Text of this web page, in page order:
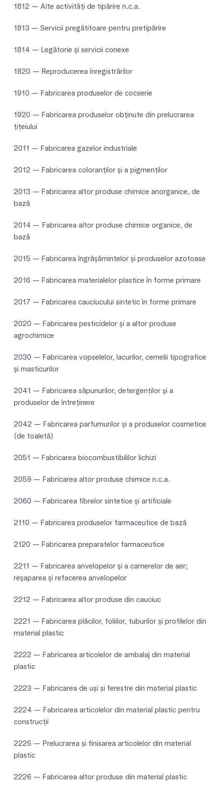
1812 — Alte activităţi de tipărire n.c.a.
1813 — Servicii pregătitoare pentru pretipărire
1814 — Legătorie şi servicii conexe
1820 — Reproducerea înregistrărilor
1910 — Fabricarea produselor de cocserie
1920 — Fabricarea produselor obţinute din prelucrarea
ţiţeiului
2011 — Fabricarea gazelor industriale
2012 — Fabricarea coloranţilor şi a pigmenţilor
2013 — Fabricarea altor produse chimice anorganice, de
bază
2014 — Fabricarea altor produse chimice organice, de
bază
2015 — Fabricarea îngrăşămintelor şi produselor azotoase
2016 — Fabricarea materialelor plastice în forme primare
2017 — Fabricarea cauciucului sintetic în forme primare
2020 — Fabricarea pesticidelor şi a altor produse
agrochimice
2030 — Fabricarea vopselelor, lacurilor, cernelii tipografice
şi masticurilor
2041 — Fabricarea săpunurilor, detergenţilor şi a
produselor de întreţinere
2042 — Fabricarea parfumurilor şi a produselor cosmetice
(de toaletă)
2051 — Fabricarea biocombustibililor lichizi
2059 — Fabricarea altor produse chimice n.c.a.
2060 — Fabricarea fibrelor sintetice şi artificiale
2110 — Fabricarea produselor farmaceutice de bază
2120 — Fabricarea preparatelor farmaceutice
2211 — Fabricarea anvelopelor şi a camerelor de aer;
reşaparea şi refacerea anvelopelor
2212 — Fabricarea altor produse din cauciuc
2221 — Fabricarea plăcilor, foliilor, tuburilor şi profilelor din
material plastic
2222 — Fabricarea articolelor de ambalaj din material
plastic
2223 — Fabricarea de uși și ferestre din material plastic
2224 — Fabricarea articolelor din material plastic pentru
construcţii
2225 — Prelucrarea și finisarea articolelor din material
plastic
2226 — Fabricarea altor produse din material plastic